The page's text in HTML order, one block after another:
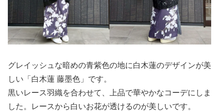
グレイッシュな暗めの青紫色の地に白木蓮のデザインが美
しい「白木蓮 藤墨色」です。
黒いレース羽織を合わせて、上品で華やかなコーデにしま
した。レースから白いお花が透けるのが美しいです。